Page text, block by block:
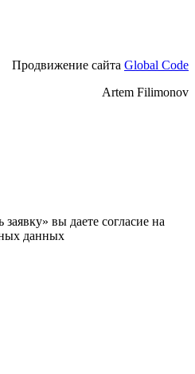
Продвижение сайта Global Code
Artem Filimonov
вы даете согласие на
данных